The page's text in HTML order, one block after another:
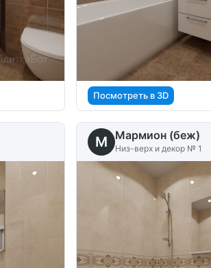
Посмотреть в 3D
M Мармион (беж)
Низ-верх и декор № 1